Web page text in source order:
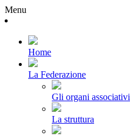
Menu
Home
La Federazione
Gli organi associativi
La struttura